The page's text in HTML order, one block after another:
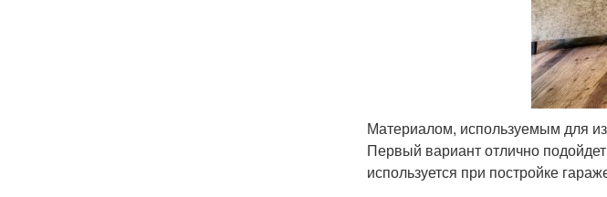
Материалом, используемым для
Первый вариант отлично
используется при постройке